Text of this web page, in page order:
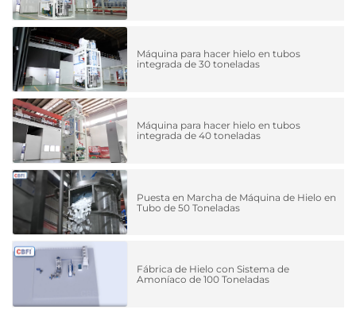
Máquina para hacer hielo en tubos
integrada de 30 toneladas
Máquina para hacer hielo en tubos
integrada de 40 toneladas
Puesta en Marcha de Máquina de Hielo en
Tubo de 50 Toneladas
Fábrica de Hielo con Sistema de
Amoníaco de 100 Toneladas